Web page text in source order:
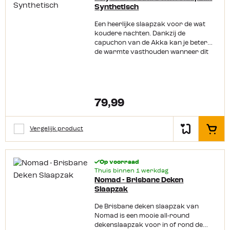
model. Dankzij de afneembare
verder aanpassen aan je eigen
wensen doordat je deze kan
“meeverhuizen” naar de zomer of
herfst kant. Productkenmerken:
Compact pakvolume Eventueel
tweede slaapzak aan te ritsen (rechts
Synthetisch
Een heerlijke slaapzak voor de wat
koudere nachten. Dankzij de
capuchon van de Akka kan je beter
de warmte vasthouden wanneer dit
dan tover je deze Akka Deken
Slaapzak Synthetisch eenvoudig om
tot een comfortabele deken.
comfortabele katoenen binnentijk De
nylon compressie foedraal
79,99
Vergelijk product In het
Op voorraad
Thuis binnen 1 werkdag
Nomad - Brisbane Deken
Slaapzak
De Brisbane deken slaapzak van
Nomad is een mooie all-round
dekenslaapzak voor in of rond de